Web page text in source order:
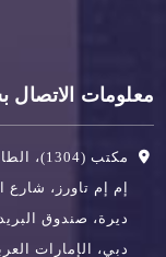
معلومات الاتصال
مكتب (1304)، الطابق الثالث عشر
إم إم تاورز، شارع
ديرة، صندوق البريد:
دبي، الإمارات